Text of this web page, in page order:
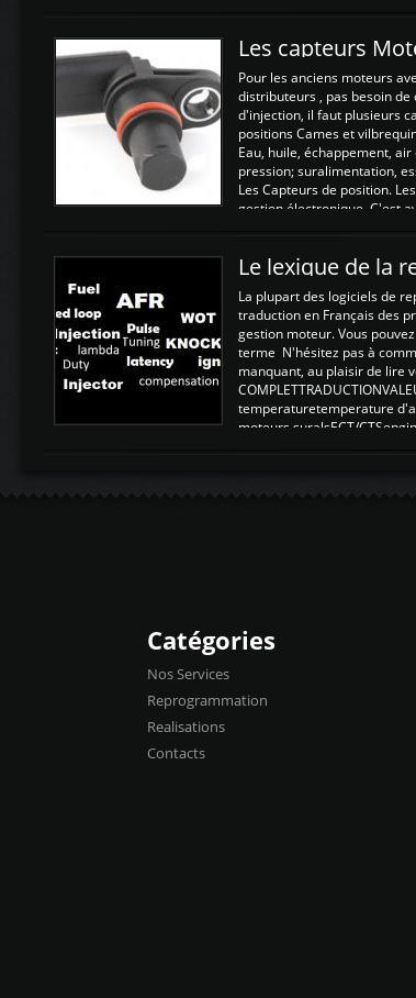
Les capteurs
Pour les anciens moteurs
distributeurs , pas besoin
d'injection, il faut plusieurs
positions Cames et
Eau, huile, échappement,
pression; suralimentation,
Les Capteurs de position.
gestion électronique. C'est
Le lexique de la
La plupart des logiciels de
traduction en Français des
gestion moteur. Vous
terme N'hésitez pas à
manquant, au plaisir de lire
temperaturetemperature
moteurs suralsECT/
Catégories
Nos Services
Reprogrammation
Realisations
Contacts